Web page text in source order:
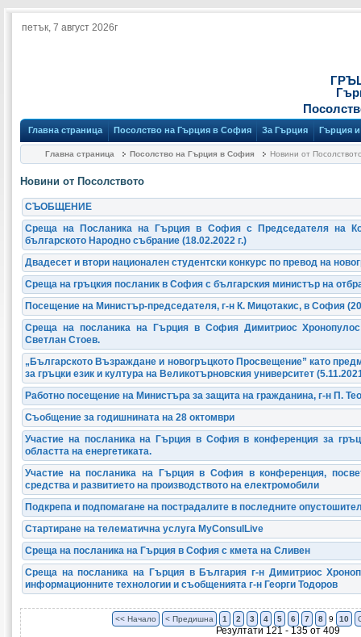
петък, 7 август 2026г
Главна страница Посолство на Гърция в София За Гърция Гърция
Главна страница Посолство на Гърция в София Новини от
Новини от Посолството
СЪОБЩЕНИЕ
Среща на Посланика на Гърция в София с Председателя на
българското Народно събрание (18.02.2022 г.)
Двадесет и втори национален студентски конкурс по превод на
Среща на гръцкия посланик в София с българския министър на
Посещение на Министър-председателя, г-н К. Мицотакис, в София
Среща на посланика на Гърция в София Димитриос
Светлан Стоев.
„Българското Възраждане и новогръцкото Просвещение” като
за гръцки език и култура на Великотърновския университет
Работно посещение на Министъра за защита на гражданина, г-н П.
Съобщение за годишнината на 28 октомври
Участие на посланика на Гърция в София в конференция за
областта на енергетиката.
Участие на посланика на Гърция в София в конференция,
средства и развитието на производството на електромобили
Подкрепа и подпомагане на пострадалите в последните
Стартиране на телематична услуга MyConsulLive
Среща на посланика на Гърция в София с кмета на Сливен
Среща на посланика на Гърция в България г-н Димитриос
информационните технологии и съобщенията г-н Георги Тодоров
<< Начало < Предишна 1 2 3 4 5 6 7 8 9 10
Резултати 121 - 135 от 409